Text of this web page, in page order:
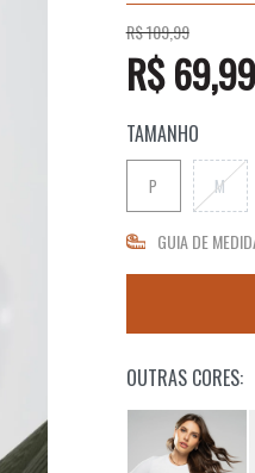
R$ 109,99
R$ 69,99
TAMANHO
P M
GUIA DE
OUTRAS CORES: